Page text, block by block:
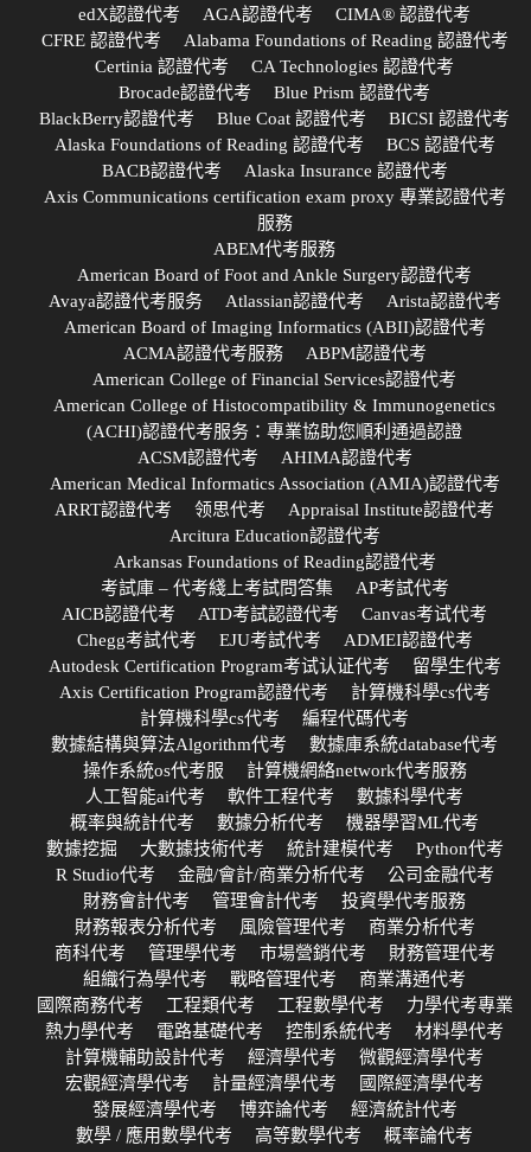
edX認證代考
AGA認證代考
CIMA® 認證代考
CFRE 認證代考
Alabama Foundations of Reading 認證代考
Certinia 認證代考
CA Technologies 認證代考
Brocade認證代考
Blue Prism 認證代考
BlackBerry認證代考
Blue Coat 認證代考
BICSI 認證代考
Alaska Foundations of Reading 認證代考
BCS 認證代考
BACB認證代考
Alaska Insurance 認證代考
Axis Communications certification exam proxy 專業認證代考
服務
ABEM代考服務
American Board of Foot and Ankle Surgery認證代考
Avaya認證代考服务
Atlassian認證代考
Arista認證代考
American Board of Imaging Informatics (ABII)認證代考
ACMA認證代考服務
ABPM認證代考
American College of Financial Services認證代考
American College of Histocompatibility & Immunogenetics
(ACHI)認證代考服务：專業協助您順利通過認證
ACSM認證代考
AHIMA認證代考
American Medical Informatics Association (AMIA)認證代考
ARRT認證代考
领思代考
Appraisal Institute認證代考
Arcitura Education認證代考
Arkansas Foundations of Reading認證代考
考試庫 – 代考綫上考試問答集
AP考試代考
AICB認證代考
ATD考試認證代考
Canvas考试代考
Chegg考試代考
EJU考試代考
ADMEI認證代考
Autodesk Certification Program考试认证代考
留學生代考
Axis Certification Program認證代考
計算機科學cs代考
計算機科學cs代考
編程代碼代考
數據結構與算法Algorithm代考
數據庫系統database代考
操作系統os代考服
計算機網絡network代考服務
人工智能ai代考
軟件工程代考
數據科學代考
概率與統計代考
數據分析代考
機器學習ML代考
數據挖掘
大數據技術代考 統計建模代考
Python代考
R Studio代考
金融/會計/商業分析代考
公司金融代考
財務會計代考
管理會計代考
投資學代考服務
財務報表分析代考
風險管理代考
商業分析代考
商科代考
管理學代考 市場營銷代考
財務管理代考
組織行為學代考
戰略管理代考
商業溝通代考
國際商務代考
工程類代考 工程數學代考
力學代考專業
熱力學代考
電路基礎代考 控制系統代考
材料學代考
計算機輔助設計代考
經濟學代考
微觀經濟學代考
宏觀經濟學代考
計量經濟學代考
國際經濟學代考
發展經濟學代考
博弈論代考
經濟統計代考
數學 / 應用數學代考
高等數學代考
概率論代考